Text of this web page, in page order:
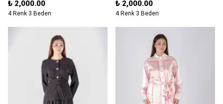
₺ 2,000.00
4 Renk 3 Beden
₺ 2,000.00
4 Renk 3 Beden